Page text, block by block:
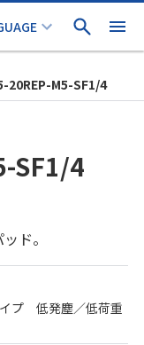
20REP-M5-SF1/4
SF1/4
ド。
プ 低発塵／低荷重